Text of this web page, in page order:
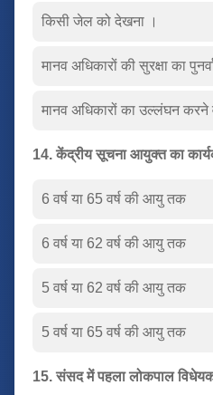
किसी जेल को देखना ।
मानव अधिकारों की सुरक्षा का
मानव अधिकारों का उल्लंघन करने
14. केंद्रीय सूचना आयुक्त का
6 वर्ष या 65 वर्ष की आयु तक
6 वर्ष या 62 वर्ष की आयु तक
5 वर्ष या 62 वर्ष की आयु तक
5 वर्ष या 65 वर्ष की आयु तक
15. संसद में पहला लोकपाल